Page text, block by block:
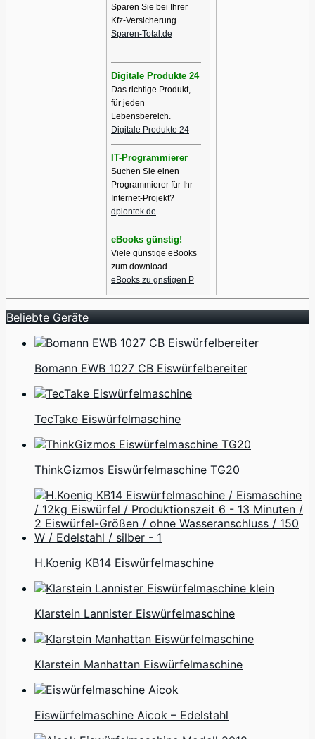
Sparen Sie bei Ihrer
Kfz-Versicherung
Sparen-Total.de
Digitale Produkte 24
Das richtige Produkt,
für jeden
Lebensbereich.
Digitale Produkte 24
IT-Programmierer
Suchen Sie einen
Programmierer für Ihr
Internet-Projekt?
dpiontek.de
eBooks günstig!
Viele günstige eBooks
zum download.
eBooks zu gnstigen P
Beliebte Geräte
Bomann EWB 1027 CB Eiswürfelbereiter
TecTake Eiswürfelmaschine
ThinkGizmos Eiswürfelmaschine TG20
H.Koenig KB14 Eiswürfelmaschine
Klarstein Lannister Eiswürfelmaschine
Klarstein Manhattan Eiswürfelmaschine
Eiswürfelmaschine Aicok – Edelstahl